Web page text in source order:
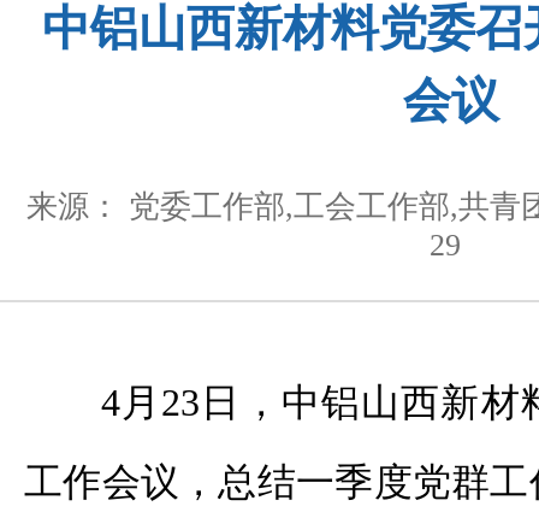
中铝山西新材料党委
会议
来源： 党委工作部,工会工作部,共青
29
4月23日，中铝山西新材
工作会议，总结一季度党群